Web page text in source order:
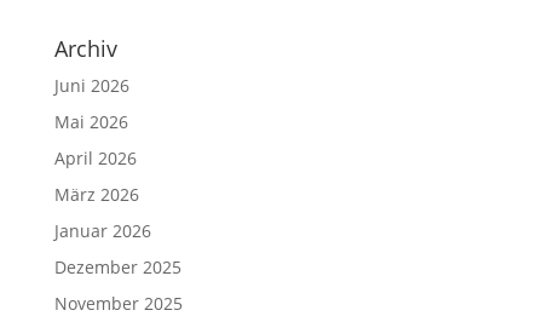
Archiv
Juni 2026
Mai 2026
April 2026
März 2026
Januar 2026
Dezember 2025
November 2025